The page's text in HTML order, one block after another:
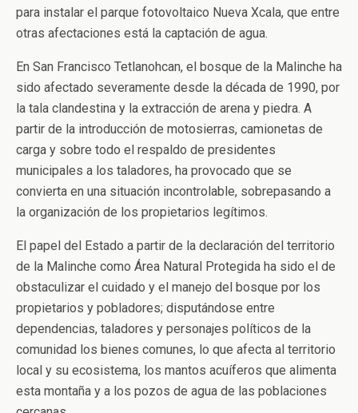
para instalar el parque fotovoltaico Nueva Xcala, que entre
otras afectaciones está la captación de agua.
En San Francisco Tetlanohcan, el bosque de la Malinche ha
sido afectado severamente desde la década de 1990, por
la tala clandestina y la extracción de arena y piedra. A
partir de la introducción de motosierras, camionetas de
carga y sobre todo el respaldo de presidentes
municipales a los taladores, ha provocado que se
convierta en una situación incontrolable, sobrepasando a
la organización de los propietarios legítimos.
El papel del Estado a partir de la declaración del territorio
de la Malinche como Área Natural Protegida ha sido el de
obstaculizar el cuidado y el manejo del bosque por los
propietarios y pobladores; disputándose entre
dependencias, taladores y personajes políticos de la
comunidad los bienes comunes, lo que afecta al territorio
local y su ecosistema, los mantos acuíferos que alimenta
esta montaña y a los pozos de agua de las poblaciones